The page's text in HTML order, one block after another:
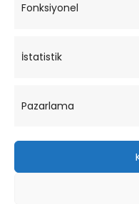
Fonksiyonel
İstatistik
Pazarlama
Sipariş Takibi
Bu site, size daha iyi